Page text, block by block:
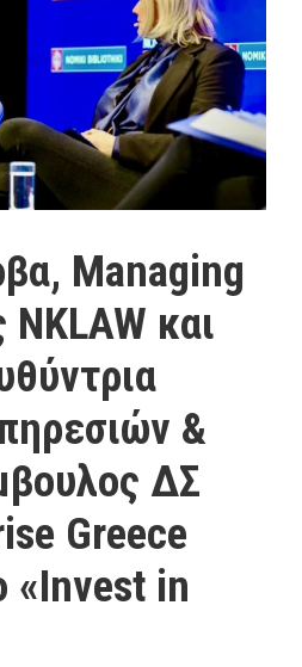
Managing
και
&
ΔΣ
Greece
«Invest in